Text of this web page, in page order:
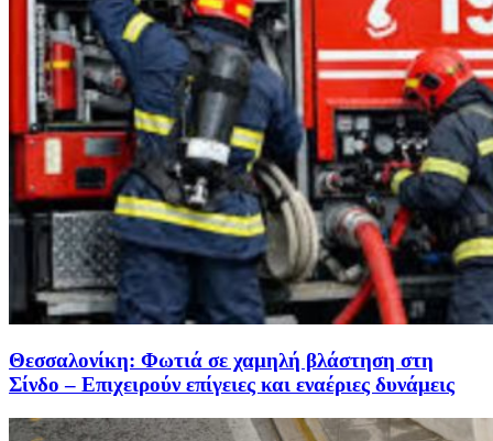
Θεσσαλονίκη: Φωτιά σε χαμηλή βλάστηση στη
Σίνδο – Επιχειρούν επίγειες και εναέριες δυνάμεις